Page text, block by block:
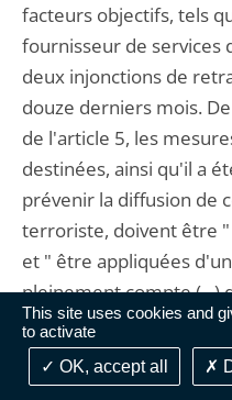
This site uses cookies and
to activate
OK, accept all
facteurs objectifs, tels
fournisseur de services
deux injonctions de
douze derniers mois.
de l'article 5, les
destinées, ainsi qu'il a
prévenir la diffusion de
terroriste, doivent être
et " être appliquées
pleinement compte (...)
des utilisateurs
d'information ". De
une obligation